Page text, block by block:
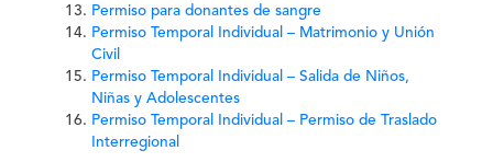
Permiso para donantes de sangre
Permiso Temporal Individual – Matrimonio y Unión
Civil
Permiso Temporal Individual – Salida de Niños,
Niñas y Adolescentes
Permiso Temporal Individual – Permiso de Traslado
Interregional